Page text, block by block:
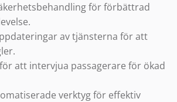
för förbättrad
av tjänsterna för att
att intervjua passagerare för ökad
verktyg för effektiv